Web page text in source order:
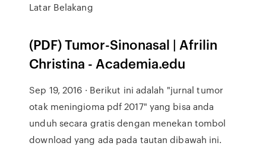
Latar Belakang
(PDF) Tumor-Sinonasal | Afrilin
Christina - Academia.edu
Sep 19, 2016 · Berikut ini adalah "jurnal tumor
otak meningioma pdf 2017" yang bisa anda
unduh secara gratis dengan menekan tombol
download yang ada pada tautan dibawah ini.